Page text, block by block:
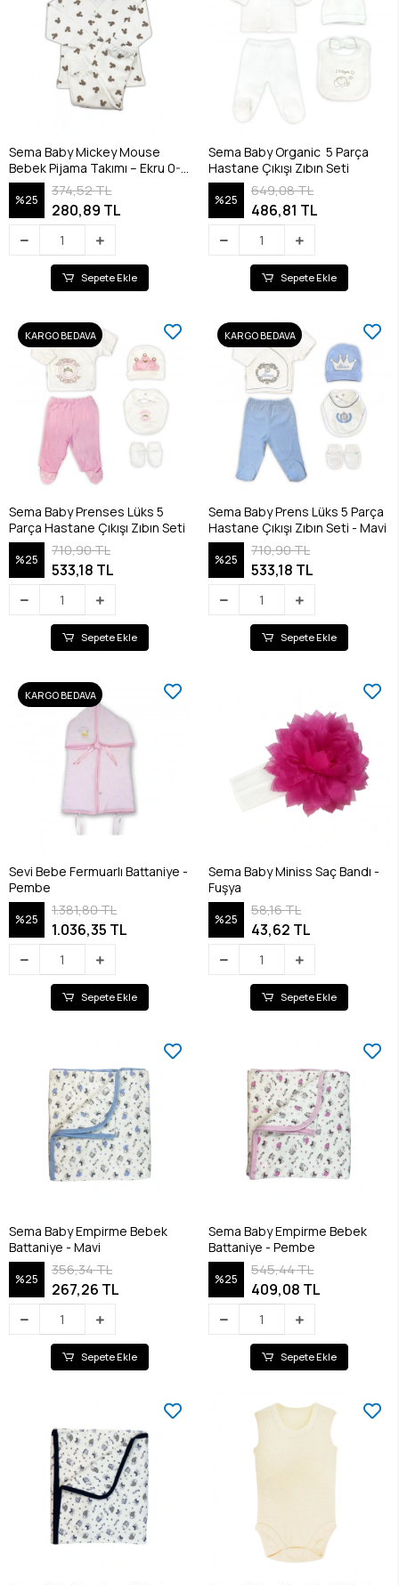
Sema Baby Mickey Mouse
Bebek Pijama Takımı – Ekru 0-3
Ay
%25
374,52 TL
280,89 TL
Sepete Ekle
Sema Baby Organic 5 Parça
Hastane Çıkışı Zıbın Seti
%25
649,08 TL
486,81 TL
Sepete Ekle
KARGO BEDAVA
Sema Baby Prenses Lüks 5
Parça Hastane Çıkışı Zıbın Seti
%25
710,90 TL
533,18 TL
Sepete Ekle
KARGO BEDAVA
Sema Baby Prens Lüks 5 Parça
Hastane Çıkışı Zıbın Seti - Mavi
%25
710,90 TL
533,18 TL
Sepete Ekle
KARGO BEDAVA
Sevi Bebe Fermuarlı Battaniye -
Pembe
%25
1.381,80 TL
1.036,35 TL
Sepete Ekle
Sema Baby Miniss Saç Bandı -
Fuşya
%25
58,16 TL
43,62 TL
Sepete Ekle
Sema Baby Empirme Bebek
Battaniye - Mavi
%25
356,34 TL
267,26 TL
Sepete Ekle
Sema Baby Empirme Bebek
Battaniye - Pembe
%25
545,44 TL
409,08 TL
Sepete Ekle